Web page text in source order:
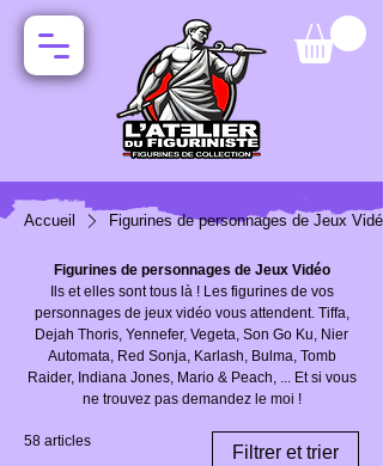
Accueil Figurines de personnages de Jeux Vidéo
Figurines de personnages de Jeux Vidéo
Ils et elles sont tous là ! Les figurines de vos
personnages de jeux vidéo vous attendent. Tiffa,
Dejah Thoris, Yennefer, Vegeta, Son Go Ku, Nier
Automata, Red Sonja, Karlash, Bulma, Tomb
Raider, Indiana Jones, Mario & Peach, ... Et si vous
ne trouvez pas demandez le moi !
58 articles
Filtrer et trier